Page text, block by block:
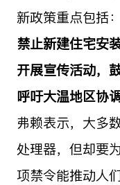
新政策重点包括：
禁止新建住宅安
开展宣传活动，
呼吁大温地区协
弗赖表示，大多
处理器，但却要
项禁令能推动人